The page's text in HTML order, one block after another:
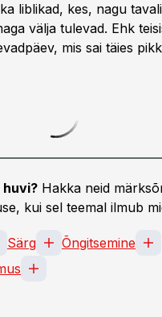
liblikad, kes, nagu
välja tulevad. Ehk
mis sai täies
huvi? Hakka neid
kui sel teemal ilmub
Särg
Õngitsemine